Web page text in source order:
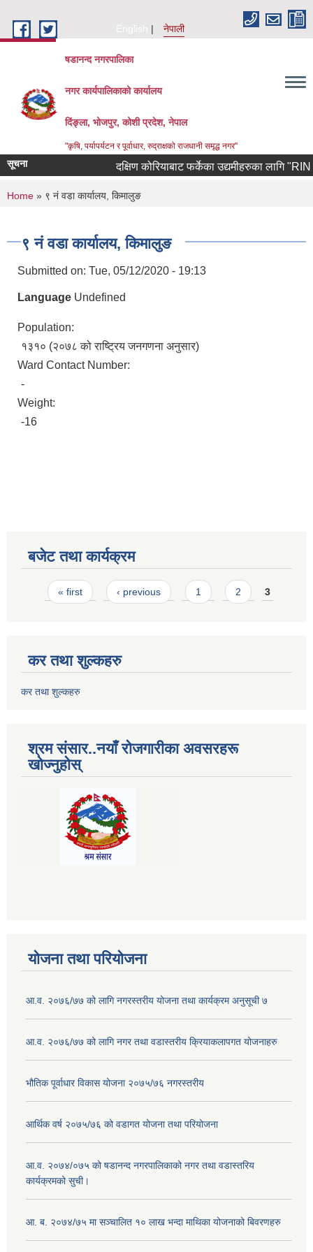
English
नेपाली
षडानन्द नगरपालिका
नगर कार्यपालिकाको कार्यालय
दिंङ्ला, भोजपुर, कोशी प्रदेश, नेपाल
"कृषि, पर्यापर्यटन र पूर्वाधार, रुद्राक्षको राजधानी समृद्ध नगर"
सूचना दक्षिण कोरियाबाट फर्केका उद्यमीहरुका लागि
You are here
Home » ९ नं वडा कार्यालय, किमालुङ
९ नं वडा कार्यालय, किमालुङ
Submitted on: Tue, 05/12/2020 - 19:13
Language Undefined
Population:
१३१० (२०७८ को राष्ट्रिय जनगणना अनुसार)
Ward Contact Number:
-
Weight:
-16
बजेट तथा कार्यक्रम
Pages
« first ‹ previous 1 2 3
कर तथा शुल्कहरु
कर तथा शुल्कहरु
श्रम संसार..नयाँ रोजगारीका अवसरहरू
खोज्नुहोस्
योजना तथा परियोजना
आ.व. २०७६/७७ को लागि नगरस्तरीय योजना तथा कार्यक्रम अनुसूची ७
आ.व. २०७६/७७ को लागि नगर तथा वडास्तरीय क्रियाकलापगत योजनाहरु
भौतिक पूर्वाधार विकास योजना २०७५/७६ नगरस्तरीय
आर्थिक वर्ष २०७५/७६ को वडागत योजना तथा परियोजना
आ.व. २०७४/०७५ को षडानन्द नगरपालिकाको नगर तथा वडास्तरिय
कार्यक्रमको सुची।
आ. ब. २०७४/७५ मा सञ्चालित १० लाख भन्दा माथिका योजनाको बिवरणहरु